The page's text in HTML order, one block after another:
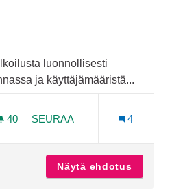
luonnollisesti
ja käyttäjämääristä...
40 40 SEURAAJAA
SEURAA
4
Näytä ehdotus